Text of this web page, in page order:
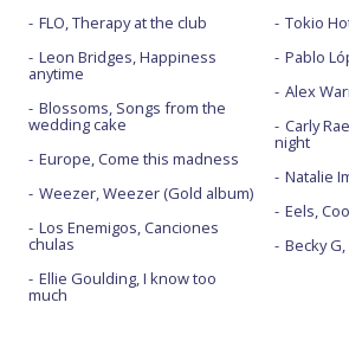
FLO, Therapy at the club
Leon Bridges, Happiness
anytime
Blossoms, Songs from the
wedding cake
Europe, Come this madness
Weezer, Weezer (Gold album)
Los Enemigos, Canciones
chulas
Ellie Goulding, I know too
much
Tokio
Pablo
Alex
Carly
night
Natalie
Eels,
Becky